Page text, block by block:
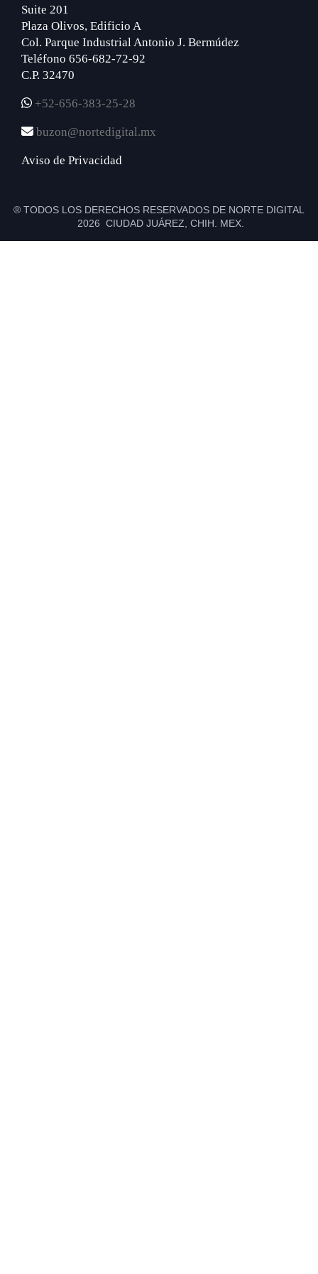
Suite 201
Plaza Olivos, Edificio A
Col. Parque Industrial Antonio J. Bermúdez
Teléfono 656-682-72-92
C.P. 32470
+52-656-383-25-28
buzon@nortedigital.mx
Aviso de Privacidad
® TODOS LOS DERECHOS RESERVADOS DE NORTE DIGITAL
2026 CIUDAD JUÁREZ, CHIH. MEX.